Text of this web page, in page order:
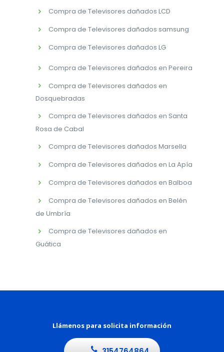
Compra de Televisores dañados LCD
Compra de Televisores dañados samsung
Compra de Televisores dañados LG
Compra de Televisores dañados en Pereira
Compra de Televisores dañados en
Dosquebradas
Compra de Televisores dañados en Santa
Rosa de Cabal
Compra de Televisores dañados Marsella
Compra de Televisores dañados en La Apía
Compra de Televisores dañados en Balboa
Compra de Televisores dañados en Belén
de Umbría
Compra de Televisores dañados en
Guática
Llámenos para solicita información